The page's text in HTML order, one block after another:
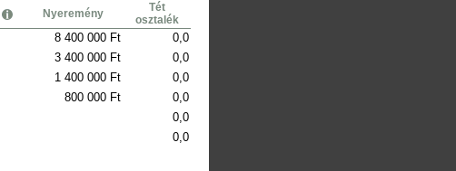
Nyeremény
Tét
osztalék
8 400 000 Ft
0,0
3 400 000 Ft
0,0
1 400 000 Ft
0,0
800 000 Ft
0,0
0,0
0,0